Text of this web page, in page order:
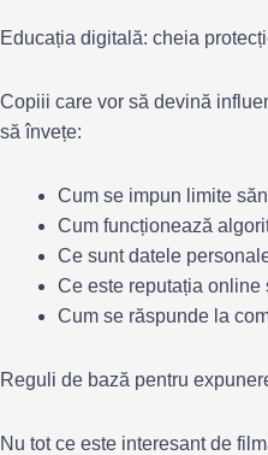
Educația digitală: cheia
Copiii care vor să devină
să învețe:
Cum se impun limite
Cum funcționează
Ce sunt datele
Ce este reputația online
Cum se răspunde la
Reguli de bază pentru
Nu tot ce este interesant de